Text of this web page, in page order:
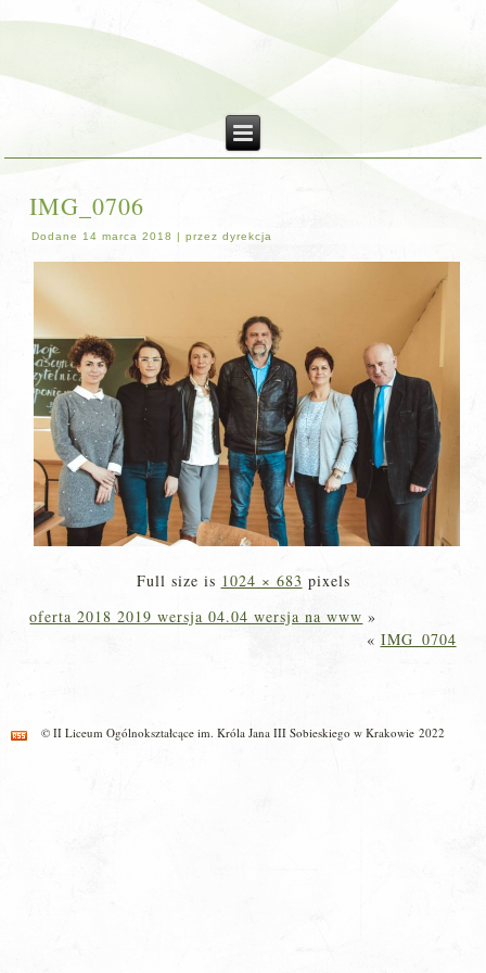
IMG_0706
Dodane 14 marca 2018 |przez dyrekcja
Full size is 1024 × 683 pixels
oferta 2018 2019 wersja 04.04 wersja na www »
« IMG_0704
© II Liceum Ogólnokształcące im. Króla Jana III Sobieskiego w Krakowie 2022